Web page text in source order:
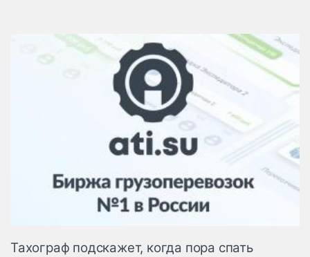
Тахограф подскажет, когда пора спать